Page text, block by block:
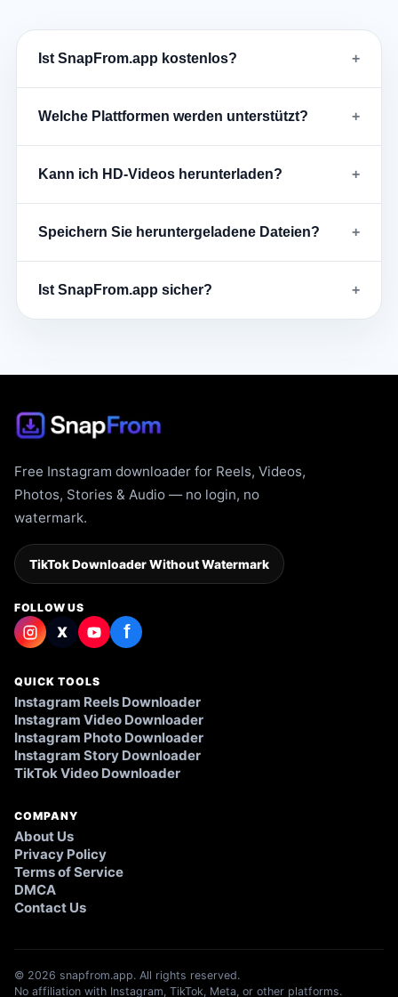
Ist SnapFrom.app kostenlos?
Welche Plattformen werden unterstützt?
Kann ich HD-Videos herunterladen?
Speichern Sie heruntergeladene Dateien?
Ist SnapFrom.app sicher?
Free Instagram downloader for Reels, Videos,
Photos, Stories & Audio — no login, no
watermark.
TikTok Downloader Without Watermark
FOLLOW US
X f
QUICK TOOLS
Instagram Reels Downloader
Instagram Video Downloader
Instagram Photo Downloader
Instagram Story Downloader
TikTok Video Downloader
COMPANY
About Us
Privacy Policy
Terms of Service
DMCA
Contact Us
© 2026 snapfrom.app. All rights reserved.
No affiliation with Instagram, TikTok, Meta, or other platforms.